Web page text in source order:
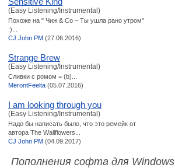
(Easy Listening/Instrumental)
Похоже на " Чиж & Co – Ты ушла рано утром"
:)...
CJ John PM (27.06.2016)
Strange Brew
(Easy Listening/Instrumental)
Сливки с ромом = (b)...
MerontFeelta (05.07.2016)
I am looking through you
(Easy Listening/Instrumental)
Надо бы написать было, что это ремейк от
автора The Wallflowers...
CJ John PM (04.09.2017)
Пополнения софта для Windows